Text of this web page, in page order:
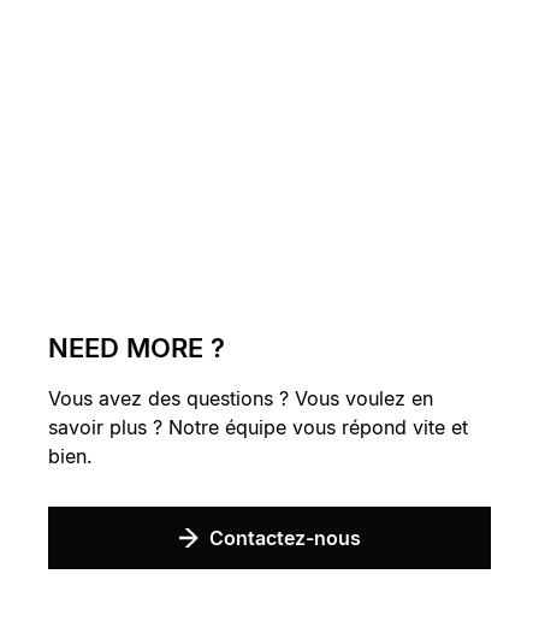
NEED MORE ?
Vous avez des questions ? Vous voulez en
savoir plus ? Notre équipe vous répond vite et
bien.
Contactez-nous